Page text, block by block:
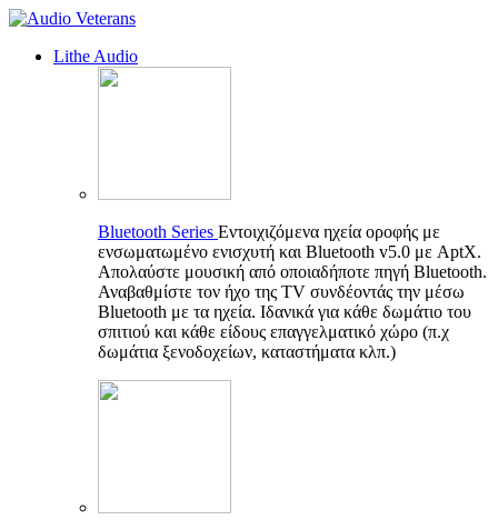
Lithe Audio
Bluetooth Series Εντοιχιζόμενα ηχεία οροφής με
ενσωματωμένο ενισχυτή και Bluetooth v5.0 με AptX.
Απολαύστε μουσική από οποιαδήποτε πηγή Bluetooth.
Αναβαθμίστε τον ήχο της TV συνδέοντάς την μέσω
Bluetooth με τα ηχεία. Ιδανικά για κάθε δωμάτιο του
σπιτιού και κάθε είδους επαγγελματικό χώρο (π.χ
δωμάτια ξενοδοχείων, καταστήματα κλπ.)